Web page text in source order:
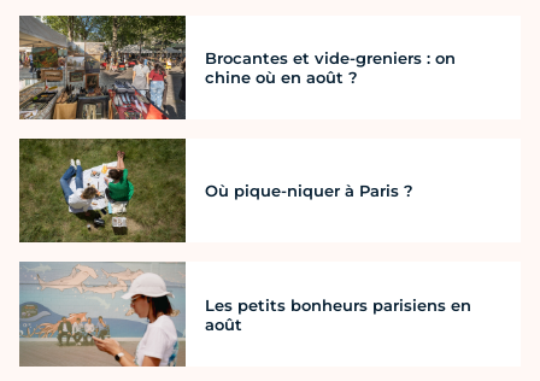
Brocantes et vide-greniers : on
chine où en août ?
Où pique-niquer à Paris ?
Les petits bonheurs parisiens en
août